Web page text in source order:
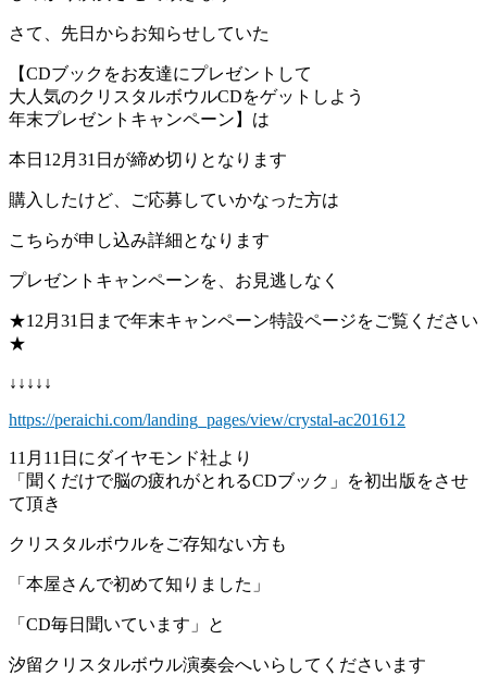
さて、先日からお知らせしていた
【CDブックをお友達にプレゼントして
大人気のクリスタルボウルCDをゲットしよう
年末プレゼントキャンペーン】は
本日12月31日が締め切りとなります
購入したけど、ご応募していかなった方は
こちらが申し込み詳細となります
プレゼントキャンペーンを、お見逃しなく
★12月31日まで年末キャンペーン特設ページをご覧ください
★
↓↓↓↓↓
https://peraichi.com/landing_pages/view/crystal-ac201612
11月11日にダイヤモンド社より
「聞くだけで脳の疲れがとれるCDブック」を初出版をさせ
て頂き
クリスタルボウルをご存知ない方も
「本屋さんで初めて知りました」
「CD毎日聞いています」と
汐留クリスタルボウル演奏会へいらしてくださいます